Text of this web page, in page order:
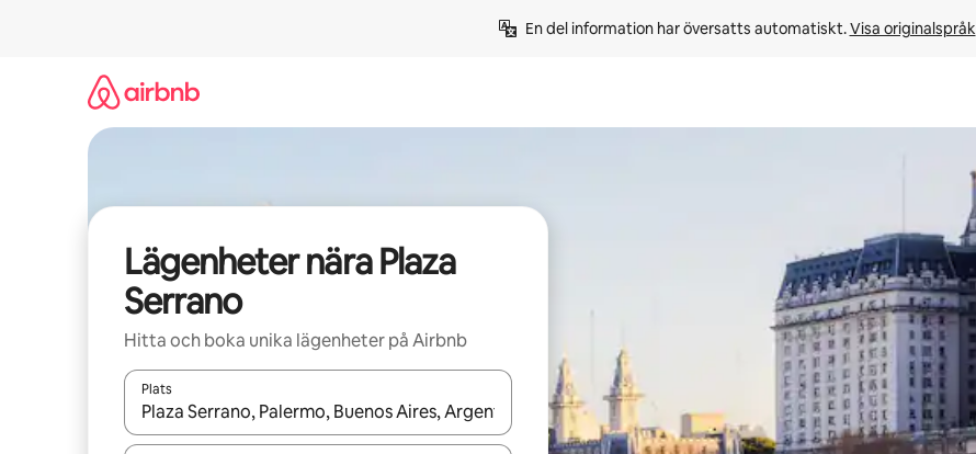
En del information har översatts automatiskt. Visa originalspråk
Lägenheter nära Plaza
Serrano
Hitta och boka unika lägenheter på Airbnb
Plats
När resultaten är tillgängliga kan du navigera med upp- och nedåtpilarna eller utforska genom att trycka eller svepa.